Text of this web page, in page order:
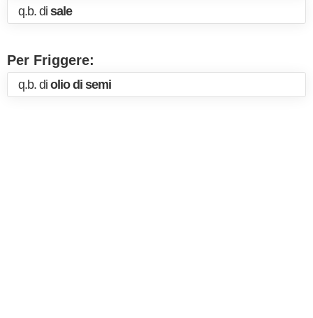
q.b. di sale
Per Friggere:
q.b. di olio di semi